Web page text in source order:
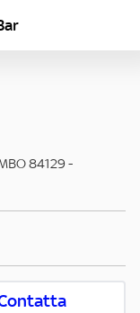
84129 -